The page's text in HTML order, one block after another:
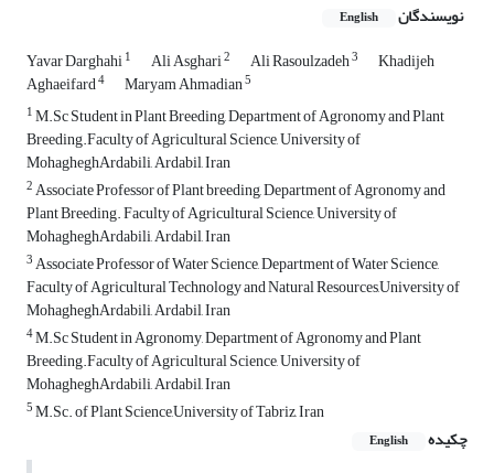
نویسندگان English
Yavar Darghahi1 Ali Asghari2 Ali Rasoulzadeh3 Khadijeh
Aghaeifard4 Maryam Ahmadian5
1M.Sc Student in Plant Breeding, Department of Agronomy and Plant
Breeding.Faculty of Agricultural Science, University of
MohagheghArdabili, Ardabil, Iran
2Associate Professor of Plant breeding, Department of Agronomy and
Plant Breeding. Faculty of Agricultural Science, University of
MohagheghArdabili, Ardabil, Iran
3Associate Professor of Water Science, Department of Water Science,
Faculty of Agricultural Technology and Natural Resources,University of
MohagheghArdabili, Ardabil, Iran
4M.Sc Student in Agronomy, Department of Agronomy and Plant
Breeding.Faculty of Agricultural Science, University of
MohagheghArdabili, Ardabil, Iran
5M.Sc. of Plant Science,University of Tabriz, Iran
چکیده
English